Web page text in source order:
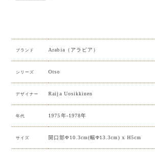
ブランド Arabia（アラビア）
シリーズ Otso
デザイナー Raija Uosikkinen
年代 1975年-1978年
サイズ 開口部Φ10.3cm(幅Φ13.3cm) x H5cm